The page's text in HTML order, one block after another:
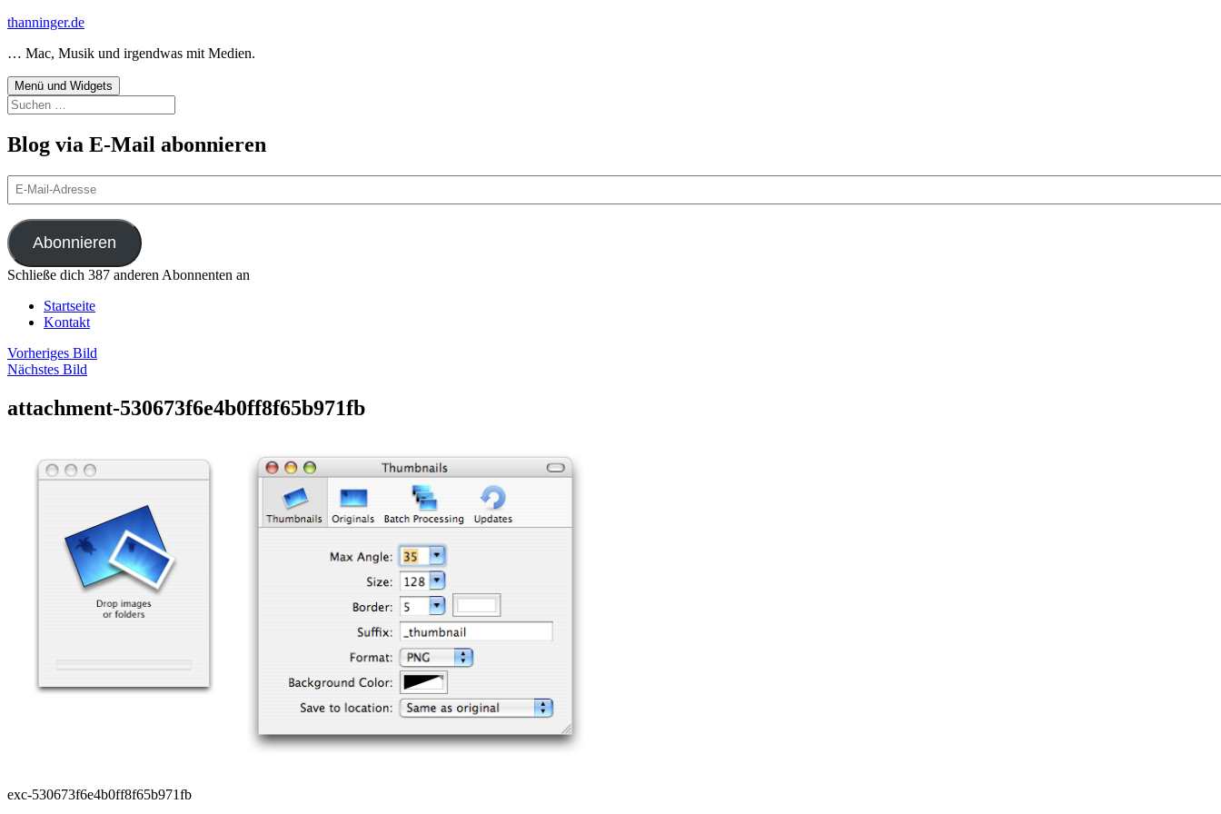
Zum
springen
thanninger.de
… Mac, Musik und irgendwas mit Medien.
Menü und Widgets
Suchen
nach:
Blog via E-Mail abonnieren
E-
Mail-
Abonnieren
Schließe dich 387 anderen Abonnenten an
Startseite
Kontakt
Vorheriges Bild
Nächstes Bild
attachment-530673f6e4b0ff8f65b971fb
exc-530673f6e4b0ff8f65b971fb